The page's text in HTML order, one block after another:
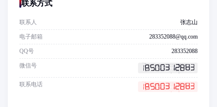
联系方式
联系人 张志山
电子邮箱 283352088@qq.com
QQ号 283352088
微信号
联系电话